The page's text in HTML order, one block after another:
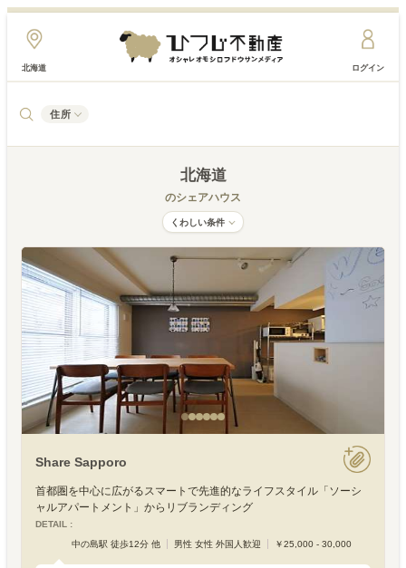
北海道 ログイン
住所
北海道
のシェアハウス
くわしい条件
Share Sapporo
首都圏を中心に広がるスマートで先進的なライフスタイル「ソーシ
ャルアパートメント」からリブランディング
DETAIL :
中の島駅 徒歩12分 他
男性 女性 外国人歓迎 ￥25,000 - 30,000